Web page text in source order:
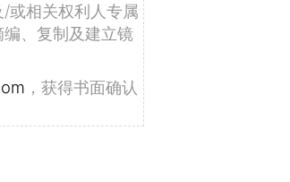
或相关权利人专属
、复制及建立镜
，获得书面确认